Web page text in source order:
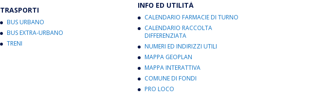
TRASPORTI
BUS URBANO
BUS EXTRA-URBANO
TRENI
INFO ED UTILITÀ
CALENDARIO FARMACIE DI TURNO
CALENDARIO RACCOLTA
DIFFERENZIATA
NUMERI ED INDIRIZZI UTILI
MAPPA GEOPLAN
MAPPA INTERATTIVA
COMUNE DI FONDI
PRO LOCO